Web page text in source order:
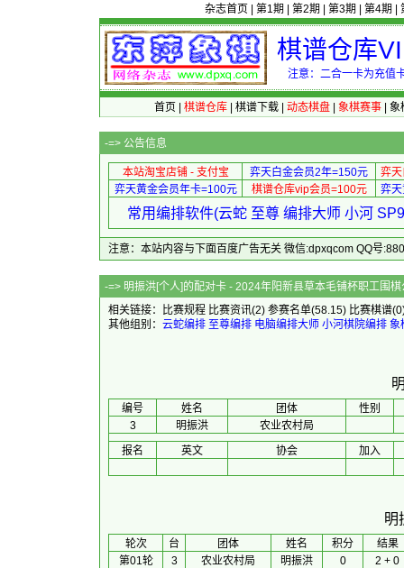
杂志首页 第1期 第2期 第3期 第4期
棋谱仓库
注意：二合一卡为充值
首页 棋谱仓库| 棋谱下载| 动态棋盘| 象棋赛事| 象
-=> 公告信息
本站淘宝店铺 - 支付宝 弈天白金会员2年=150元
弈
弈天黄金会员年卡=100元
棋谱仓库vip会员=100元 弈
常用编排软件(云蛇 至尊 编排大师 小河
注意：本站内容与下面百度广告无关 微信:dpxqcom QQ号
-=> 明振洪[个人]的配对卡 - 2024年阳
相关链接：
比赛规程 比赛资讯(2) 参赛名单(58.15) 比赛棋谱
其他组别： 云蛇编排 至尊编排 电脑编排大师 小河棋院编排 象
编号 姓名 团体
性别
3
明振洪
农业农村局
报名
英文 协会 加入
明
轮次 台 团体 姓名 积分
结果
第01轮
3 农业农村局 明振洪 0
2 + 0